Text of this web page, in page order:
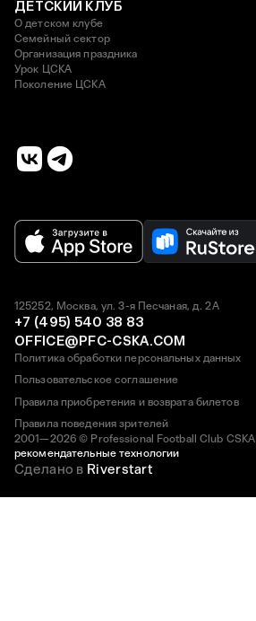
ДЕТСКИЙ КЛУБ
О детском клубе
Семейный сектор
Организация праздника
Урок ЦСКА
Поколение ЦСКА
2001—2026 © Professional Football Club CSKA
рекомендательные технологии
125252, Москва, ул. 3-я Песчаная, д. 2А
+7 (495) 540 38 83
OFFICE@PFC-CSKA.COM
Политика обработки персональных данных
Пользовательское соглашение
Правила приобретения и возврата билетов
Правила поведения зрителей
Сделано в Riverstart